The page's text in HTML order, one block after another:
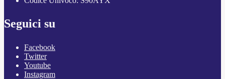
Seguici su
Facebook
Twitter
Youtube
Instagram